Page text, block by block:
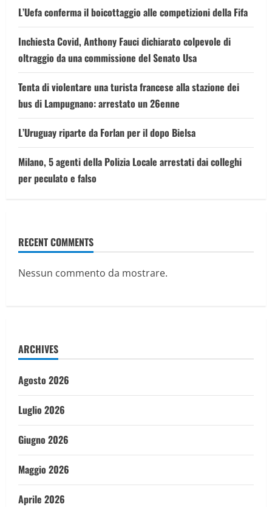
L’Uefa conferma il boicottaggio alle competizioni della Fifa
Inchiesta Covid, Anthony Fauci dichiarato colpevole di
oltraggio da una commissione del Senato Usa
Tenta di violentare una turista francese alla stazione dei
bus di Lampugnano: arrestato un 26enne
L’Uruguay riparte da Forlan per il dopo Bielsa
Milano, 5 agenti della Polizia Locale arrestati dai colleghi
per peculato e falso
RECENT COMMENTS
Nessun commento da mostrare.
ARCHIVES
Agosto 2026
Luglio 2026
Giugno 2026
Maggio 2026
Aprile 2026